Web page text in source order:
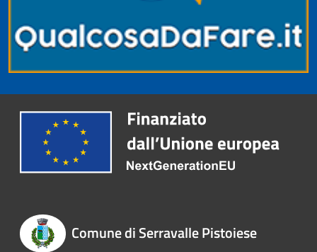
Comune di Serravalle Pistoiese